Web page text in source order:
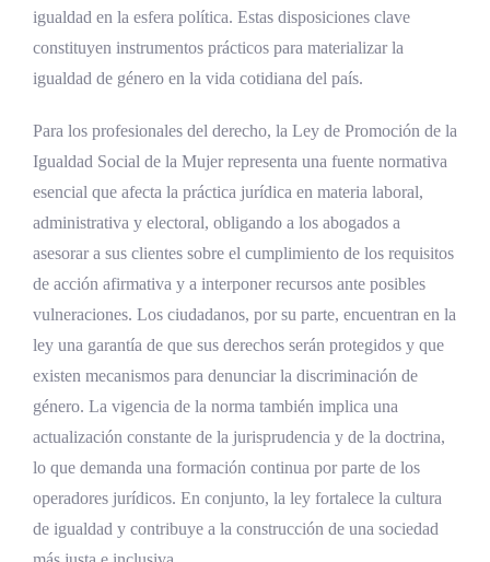
igualdad en la esfera política. Estas disposiciones clave
constituyen instrumentos prácticos para materializar la
igualdad de género en la vida cotidiana del país.
Para los profesionales del derecho, la Ley de Promoción de la
Igualdad Social de la Mujer representa una fuente normativa
esencial que afecta la práctica jurídica en materia laboral,
administrativa y electoral, obligando a los abogados a
asesorar a sus clientes sobre el cumplimiento de los requisitos
de acción afirmativa y a interponer recursos ante posibles
vulneraciones. Los ciudadanos, por su parte, encuentran en la
ley una garantía de que sus derechos serán protegidos y que
existen mecanismos para denunciar la discriminación de
género. La vigencia de la norma también implica una
actualización constante de la jurisprudencia y de la doctrina,
lo que demanda una formación continua por parte de los
operadores jurídicos. En conjunto, la ley fortalece la cultura
de igualdad y contribuye a la construcción de una sociedad